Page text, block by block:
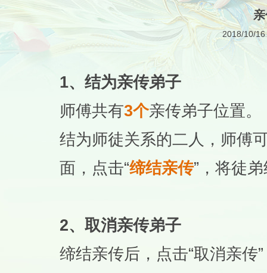
2018/10/16
1、结为亲传弟子
师傅共有3个亲传弟子位置。
结为师徒关系的二人，师傅
面，点击“缔结亲传”，将徒
2、取消亲传弟子
缔结亲传后，点击“取消亲传